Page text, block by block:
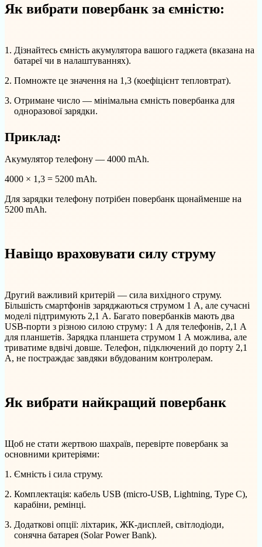
Як вибрати повербанк за ємністю:
Дізнайтесь ємність акумулятора вашого гаджета (вказана на
батареї чи в налаштуваннях).
Помножте це значення на 1,3 (коефіцієнт тепловтрат).
Отримане число — мінімальна ємність повербанка для
одноразової зарядки.
Приклад:
Акумулятор телефону — 4000 mAh.
4000 × 1,3 = 5200 mAh.
Для зарядки телефону потрібен повербанк щонайменше на
5200 mAh.
Навіщо враховувати силу струму
Другий важливий критерій — сила вихідного струму.
Більшість смартфонів заряджаються струмом 1 А, але сучасні
моделі підтримують 2,1 А. Багато повербанків мають два
USB-порти з різною силою струму: 1 А для телефонів, 2,1 А
для планшетів. Зарядка планшета струмом 1 А можлива, але
триватиме вдвічі довше. Телефон, підключений до порту 2,1
А, не постраждає завдяки вбудованим контролерам.
Як вибрати найкращий повербанк
Щоб не стати жертвою шахраїв, перевірте повербанк за
основними критеріями:
Ємність і сила струму.
Комплектація: кабель USB (micro-USB, Lightning, Type C),
карабіни, ремінці.
Додаткові опції: ліхтарик, ЖК-дисплей, світлодіоди,
сонячна батарея (Solar Power Bank).